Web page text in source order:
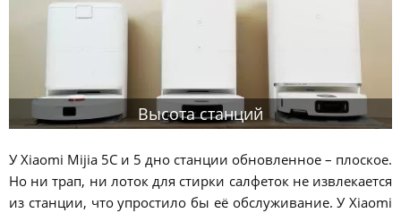
Высота станций
У Xiaomi Mijia 5C и 5 дно станции обновленное – плоское.
Но ни трап, ни лоток для стирки салфеток не извлекается
из станции, что упростило бы её обслуживание. У Xiaomi